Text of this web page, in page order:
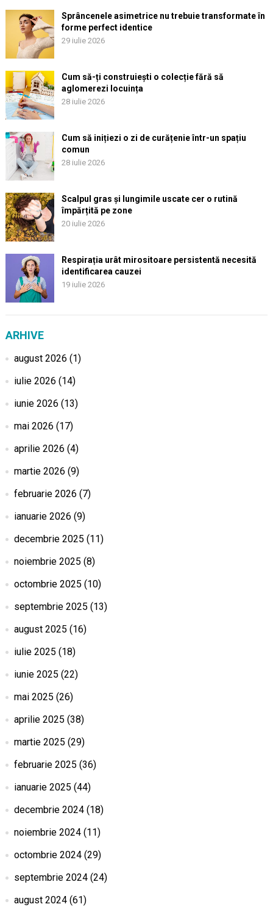
Sprâncenele asimetrice nu trebuie transformate în
forme perfect identice
29 iulie 2026
Cum să-ți construiești o colecție fără să
aglomerezi locuința
28 iulie 2026
Cum să inițiezi o zi de curățenie într-un spațiu
comun
28 iulie 2026
Scalpul gras și lungimile uscate cer o rutină
împărțită pe zone
20 iulie 2026
Respirația urât mirositoare persistentă necesită
identificarea cauzei
19 iulie 2026
ARHIVE
august 2026 (1)
iulie 2026 (14)
iunie 2026 (13)
mai 2026 (17)
aprilie 2026 (4)
martie 2026 (9)
februarie 2026 (7)
ianuarie 2026 (9)
decembrie 2025 (11)
noiembrie 2025 (8)
octombrie 2025 (10)
septembrie 2025 (13)
august 2025 (16)
iulie 2025 (18)
iunie 2025 (22)
mai 2025 (26)
aprilie 2025 (38)
martie 2025 (29)
februarie 2025 (36)
ianuarie 2025 (44)
decembrie 2024(18)
noiembrie 2024(11)
octombrie 2024(29)
septembrie 2024(24)
august 2024(61)